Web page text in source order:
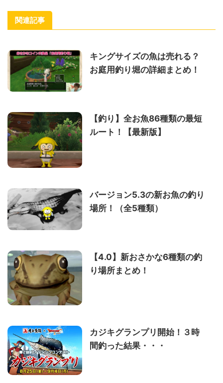
関連記事
キングサイズの魚は売れる？
お庭用釣り堀の詳細まとめ！
【釣り】全お魚86種類の最短
ルート！【最新版】
バージョン5.3の新お魚の釣り
場所！（全5種類）
【4.0】新おさかな6種類の釣
り場所まとめ！
カジキグランプリ開始！３時
間釣った結果・・・